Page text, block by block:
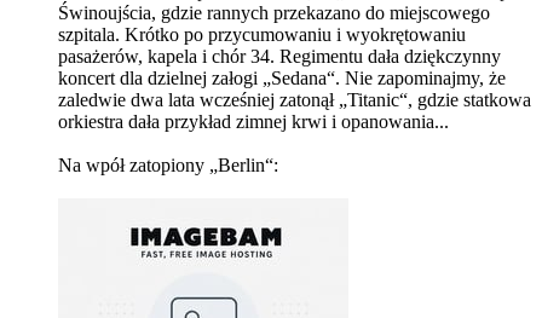
Świnoujścia, gdzie rannych przekazano do miejscowego
szpitala. Krótko po przycumowaniu i wyokrętowaniu
pasażerów, kapela i chór 34. Regimentu dała dziękczynny
koncert dla dzielnej załogi „Sedana“. Nie zapominajmy, że
zaledwie dwa lata wcześniej zatonął „Titanic“, gdzie statkowa
orkiestra dała przykład zimnej krwi i opanowania...
Na wpół zatopiony „Berlin“: